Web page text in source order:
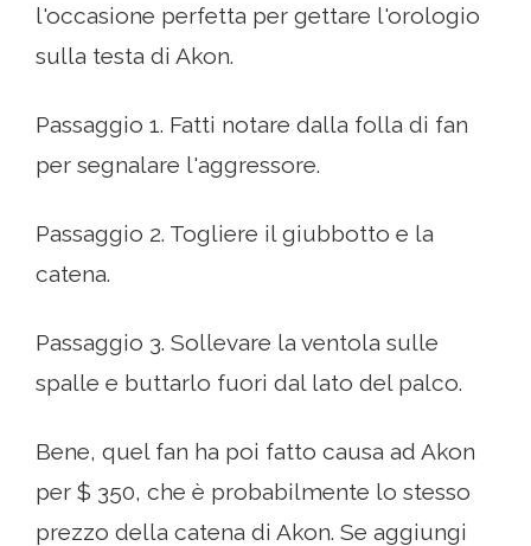
l'occasione perfetta per gettare l'orologio
sulla testa di Akon.
Passaggio 1. Fatti notare dalla folla di fan
per segnalare l'aggressore.
Passaggio 2. Togliere il giubbotto e la
catena.
Passaggio 3. Sollevare la ventola sulle
spalle e buttarlo fuori dal lato del palco.
Bene, quel fan ha poi fatto causa ad Akon
per $ 350, che è probabilmente lo stesso
prezzo della catena di Akon. Se aggiungi